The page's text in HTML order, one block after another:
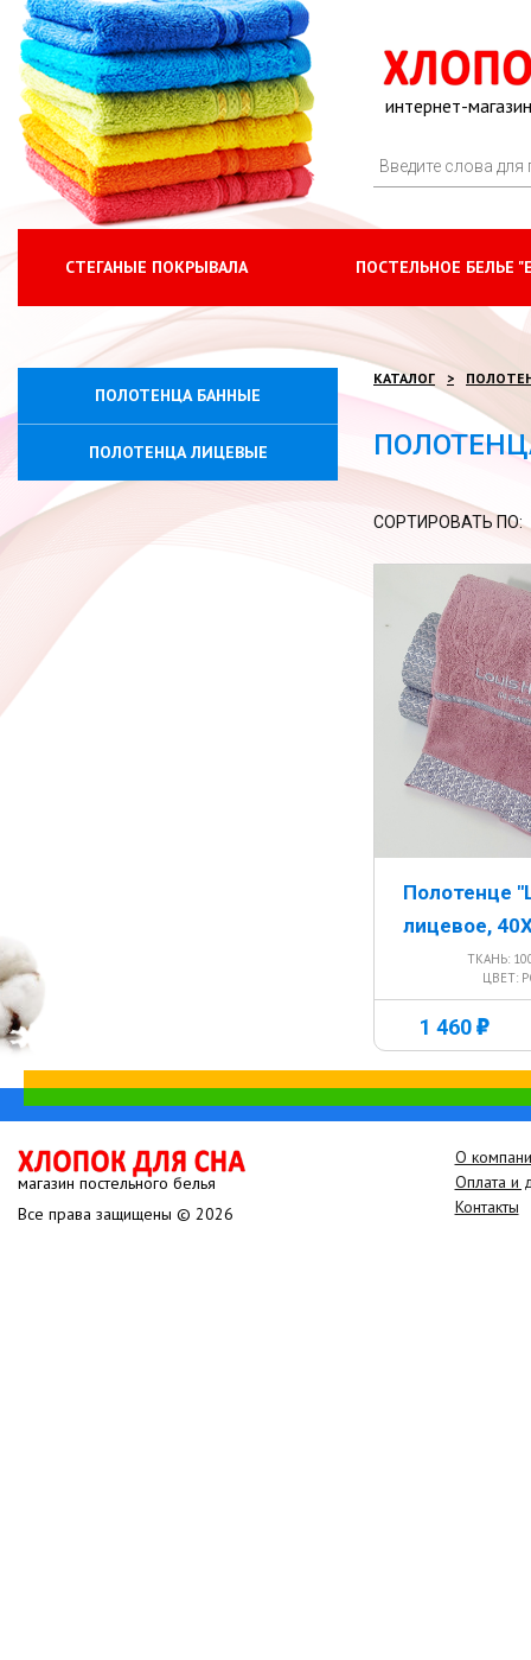
интернет-
СТЕГАНЫЕ ПОКРЫВАЛА ПОСТЕЛЬНОЕ БЕЛЬЕ
ПОЛОТЕНЦА БАННЫЕ
ПОЛОТЕНЦА ЛИЦЕВЫЕ
КАТАЛОГ
СОРТИРОВАТЬ ПО:
Полотенце
лицевое,
ТКАНЬ:
ЦВЕТ:
1 460г
магазин постельного белья
Все права защищены © 2026
О
Оплата и
Контакты